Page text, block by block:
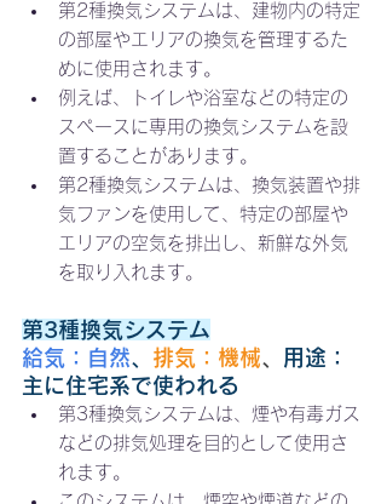
第2種換気システムは、建物内の特定
の部屋やエリアの換気を管理するた
めに使用されます。
例えば、トイレや浴室などの特定の
スペースに専用の換気システムを設
置することがあります。
第2種換気システムは、換気装置や排
気ファンを使用して、特定の部屋や
エリアの空気を排出し、新鮮な外気
を取り入れます。
第3種換気システム
給気：自然、 排気：機械、 用途：
主に住宅系で使われる
第3種換気システムは、煙や有毒ガス
などの排気処理を目的として使用さ
れます。